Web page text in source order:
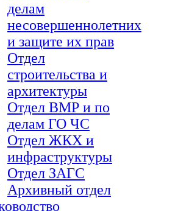
делам
несовершеннолетних
и защите их прав
Отдел
строительства и
архитектуры
Отдел ВМР и по
делам ГО ЧС
Отдел ЖКХ и
инфраструктуры
Отдел ЗАГС
Архивный отдел